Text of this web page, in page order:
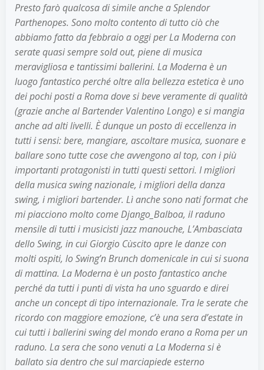
Presto farò qualcosa di simile anche a Splendor
Parthenopes. Sono molto contento di tutto ciò che
abbiamo fatto da febbraio a oggi per La Moderna con
serate quasi sempre sold out, piene di musica
meravigliosa e tantissimi ballerini. La Moderna è un
luogo fantastico perché oltre alla bellezza estetica è uno
dei pochi posti a Roma dove si beve veramente di qualità
(grazie anche al Bartender Valentino Longo) e si mangia
anche ad alti livelli. È dunque un posto di eccellenza in
tutti i sensi: bere, mangiare, ascoltare musica, suonare e
ballare sono tutte cose che avvengono al top, con i più
importanti protagonisti in tutti questi settori. I migliori
della musica swing nazionale, i migliori della danza
swing, i migliori bartender. Lì anche sono nati format che
mi piacciono molto come Django_Balboa, il raduno
mensile di tutti i musicisti jazz manouche, L’Ambasciata
dello Swing, in cui Giorgio Cùscito apre le danze con
molti ospiti, lo Swing’n Brunch domenicale in cui si suona
di mattina. La Moderna è un posto fantastico anche
perché da tutti i punti di vista ha uno sguardo e direi
anche un concept di tipo internazionale. Tra le serate che
ricordo con maggiore emozione, c’è una sera d’estate in
cui tutti i ballerini swing del mondo erano a Roma per un
raduno. La sera che sono venuti a La Moderna si è
ballato sia dentro che sul marciapiede esterno